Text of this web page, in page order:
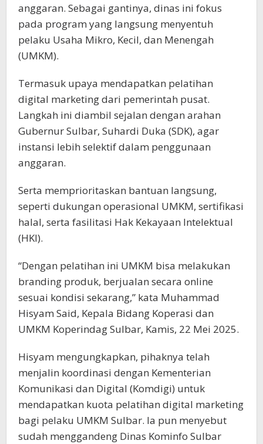
anggaran. Sebagai gantinya, dinas ini fokus
pada program yang langsung menyentuh
pelaku Usaha Mikro, Kecil, dan Menengah
(UMKM).
Termasuk upaya mendapatkan pelatihan
digital marketing dari pemerintah pusat.
Langkah ini diambil sejalan dengan arahan
Gubernur Sulbar, Suhardi Duka (SDK), agar
instansi lebih selektif dalam penggunaan
anggaran.
Serta memprioritaskan bantuan langsung,
seperti dukungan operasional UMKM, sertifikasi
halal, serta fasilitasi Hak Kekayaan Intelektual
(HKI).
“Dengan pelatihan ini UMKM bisa melakukan
branding produk, berjualan secara online
sesuai kondisi sekarang,” kata Muhammad
Hisyam Said, Kepala Bidang Koperasi dan
UMKM Koperindag Sulbar, Kamis, 22 Mei 2025.
Hisyam mengungkapkan, pihaknya telah
menjalin koordinasi dengan Kementerian
Komunikasi dan Digital (Komdigi) untuk
mendapatkan kuota pelatihan digital marketing
bagi pelaku UMKM Sulbar. Ia pun menyebut
sudah menggandeng Dinas Kominfo Sulbar